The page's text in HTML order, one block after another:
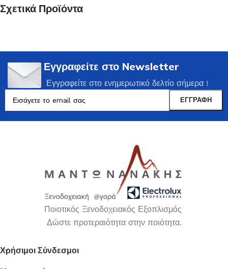
Σχετικά Προϊόντα
Εγγραφείτε στο Newsletter
Εγγραφείτε στο ενημερωτικό δελτίο σήμερα !
Ποιοτικός Ξενοδοχειακός Εξοπλισμός
Δώστε προτεραιότητα στην ποιότητα.
Χρήσιμοι Σύνδεσμοι